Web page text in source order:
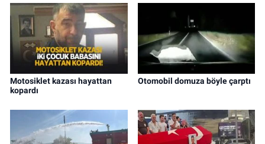
Motosiklet kazası hayattan
kopardı
Otomobil domuza böyle çarptı